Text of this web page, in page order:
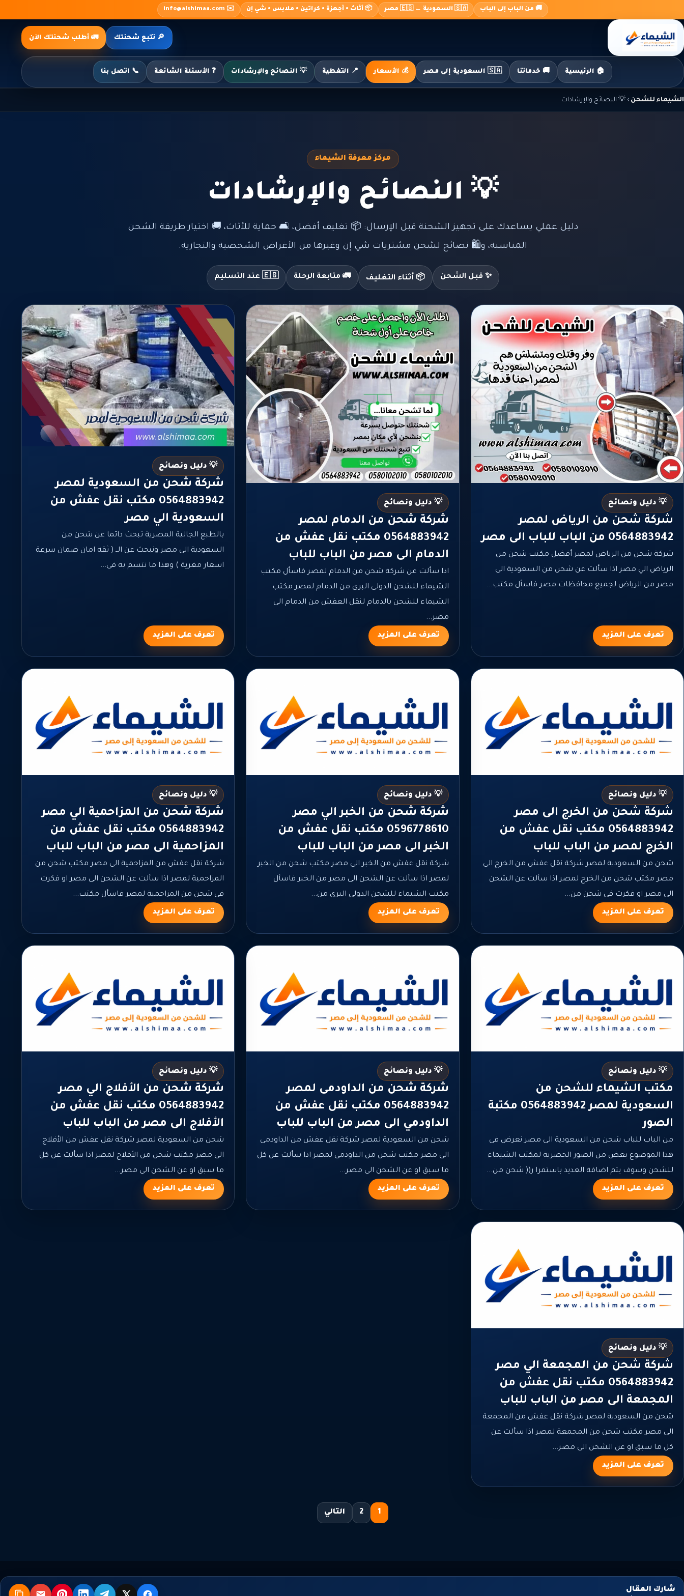
المحتوى
🚚 من الباب إلى الباب 🇸🇦 السعودية ← 🇪🇬 مصر 📦 أثاث • أجهزة • كراتين • ملابس • شي إن ✉️ info@alshimaa.com
🏠 الرئيسية 🚚 خدماتنا 🇸🇦 السعودية إلى مصر 💰 الأسعار 📍 التغطية 💡 النصائح والإرشادات ❓ الأسئلة الشائعة 📞 اتصل بنا
🔎 تتبع شحنتك 🚛 أطلب شحنتك الآن
الشيماء للشحن › 💡 النصائح والإرشادات
مركز معرفة الشيماء
💡 النصائح والإرشادات
دليل عملي يساعدك على تجهيز الشحنة قبل الإرسال: 📦 تغليف أفضل، 🛋️ حماية للأثاث، 🚚 اختيار طريقة الشحن
المناسبة، و🛍️ نصائح لشحن مشتريات شي إن وغيرها من الأغراض الشخصية والتجارية.
✨ قبل الشحن 📦 أثناء التغليف 🚛 متابعة الرحلة 🇪🇬 عند التسليم
💡 دليل ونصائح
شركة شحن من الرياض لمصر
0564883942 من الباب للباب الى مصر
شركة شحن من الرياض لمصر أفضل مكتب شحن من
الرياض الي مصر اذا سألت عن شحن من السعودية الى
مصر من الرياض لجميع محافظات مصر فاسأل مكتب...
تعرف على المزيد
💡 دليل ونصائح
شركة شحن من الدمام لمصر
0564883942 مكتب نقل عفش من
الدمام الى مصر من الباب للباب
اذا سألت عن شركة شحن من الدمام لمصر فاسأل مكتب
الشيماء للشحن الدولى البرى من الدمام لمصر مكتب
الشيماء للشحن بالدمام لنقل العفش من الدمام الى
مصر...
تعرف على المزيد
💡 دليل ونصائح
شركة شحن من السعودية لمصر
0564883942 مكتب نقل عفش من
السعودية الي مصر
بالطبع الجالية المصرية تبحث دائما عن شحن من
السعودية الى مصر ونبحث عن الــ ( ثقة امان ضمان سرعة
اسعار مغرية ) وهذا ما نتسم به فى...
تعرف على المزيد
💡 دليل ونصائح
شركة شحن من الخرج الى مصر
0564883942 مكتب نقل عفش من
الخرج لمصر من الباب للباب
شحن من السعودية لمصر شركة نقل عفش من الخرج الى
مصر مكتب شحن من الخرج لمصر اذا سألت عن الشحن
الى مصر او فكرت فى شحن من...
تعرف على المزيد
💡 دليل ونصائح
شركة شحن من الخبر الي مصر
0596778610 مكتب نقل عفش من
الخبر الى مصر من الباب للباب
شركة نقل عفش من الخبر الى مصر مكتب شحن من الخبر
لمصر اذا سألت عن الشحن الى مصر من الخبر فاسأل
مكتب الشيماء للشحن الدولى البرى من...
تعرف على المزيد
💡 دليل ونصائح
شركة شحن من المزاحمية الي مصر
0564883942 مكتب نقل عفش من
المزاحمية الى مصر من الباب للباب
شركة نقل عفش من المزاحمية الى مصر مكتب شحن من
المزاحمية لمصر اذا سألت عن الشحن الى مصر او فكرت
فى شحن من المزاحمية لمصر فاسأل مكتب...
تعرف على المزيد
💡 دليل ونصائح
مكتب الشيماء للشحن من
السعودية لمصر 0564883942 مكتبة
الصور
من الباب للباب شحن من السعودية الى مصر نعرض فى
هذا الموضوع بعض من الصور الحصرية لمكتب الشيماء
للشحن وسوف يتم اضافة العديد باستمرا ر(( شحن من...
تعرف على المزيد
💡 دليل ونصائح
شركة شحن من الداودمى لمصر
0564883942 مكتب نقل عفش من
الداودمي الى مصر من الباب للباب
شحن من السعودية لمصر شركة نقل عفش من الداودمى
الى مصر مكتب شحن من الداودمى لمصر اذا سألت عن كل
ما سبق او عن الشحن الى مصر...
تعرف على المزيد
💡 دليل ونصائح
شركة شحن من الأفلاج الي مصر
0564883942 مكتب نقل عفش من
الأفلاج الى مصر من الباب للباب
شحن من السعودية لمصر شركة نقل عفش من الأفلاج
الى مصر مكتب شحن من الأفلاج لمصر اذا سألت عن كل
ما سبق او عن الشحن الى مصر...
تعرف على المزيد
💡 دليل ونصائح
شركة شحن من المجمعة الي مصر
0564883942 مكتب نقل عفش من
المجمعة الى مصر من الباب للباب
شحن من السعودية لمصر شركة نقل عفش من المجمعة
الى مصر مكتب شحن من المجمعة لمصر اذا سألت عن
كل ما سبق او عن الشحن الى مصر...
تعرف على المزيد
1
2 التالي
شارك المقال